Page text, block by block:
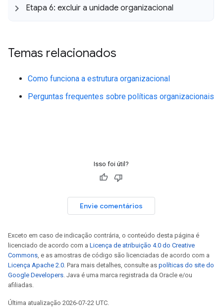
Etapa 6: excluir a unidade organizacional
Temas relacionados
Como funciona a estrutura organizacional
Perguntas frequentes sobre políticas organizacionais
Isso foi útil?
Envie comentários
Exceto em caso de indicação contrária, o conteúdo desta página é
licenciado de acordo com a Licença de atribuição 4.0 do Creative
Commons , e as amostras de código são licenciadas de acordo com a
Licença Apache 2.0 . Para mais detalhes, consulte as políticas do site do
Google Developers . Java é uma marca registrada da Oracle e/ou
afiliadas.
Última atualização 2026-07-22 UTC.